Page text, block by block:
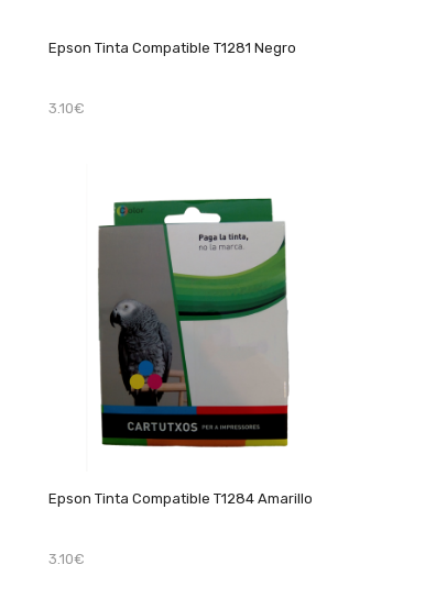
Epson Tinta Compatible T1281 Negro
3.10€
Epson Tinta Compatible T1284 Amarillo
3.10€